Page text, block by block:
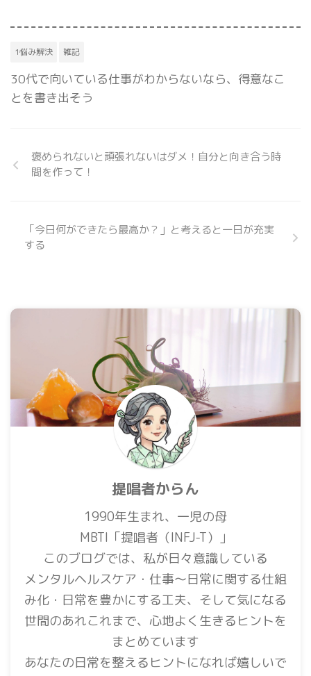
1悩み解決 雑記
30代で向いている仕事がわからないなら、得意なこ
とを書き出そう
褒められないと頑張れないはダメ！自分と向き合う時
間を作って！
「今日何ができたら最高か？」と考えると一日が充実
する
提唱者からん
1990年生まれ、一児の母
MBTI「提唱者（INFJ-T）」
このブログでは、私が日々意識している
メンタルヘルスケア・仕事〜日常に関する仕組
み化・日常を豊かにする工夫、そして気になる
世間のあれこれまで、心地よく生きるヒントを
まとめています
あなたの日常を整えるヒントになれば嬉しいで